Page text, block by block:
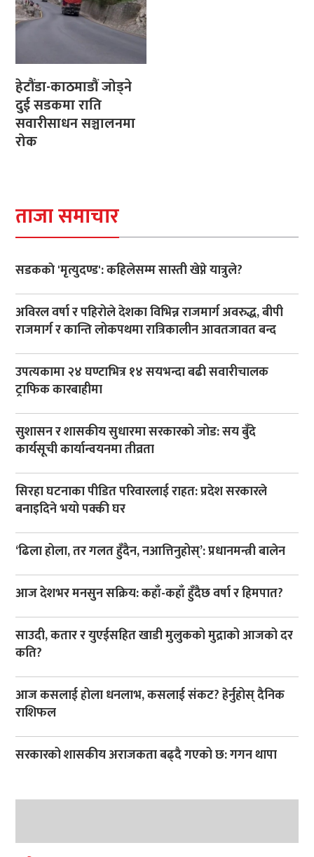
हेटौंडा-काठमाडौं जोड्ने
दुई सडकमा राति
सवारीसाधन सञ्चालनमा
रोक
ताजा समाचार
सडककाे 'मृत्युदण्ड': कहिलेसम्म सास्ती खेप्ने यात्रुले?
अविरल वर्षा र पहिरोले देशका विभिन्न राजमार्ग अवरुद्ध, बीपी
राजमार्ग र कान्ति लोकपथमा रात्रिकालीन आवतजावत बन्द
उपत्यकामा २४ घण्टाभित्र १४ सयभन्दा बढी सवारीचालक
ट्राफिक कारबाहीमा
सुशासन र शासकीय सुधारमा सरकारको जोड: सय बुँदे
कार्यसूची कार्यान्वयनमा तीव्रता
सिरहा घटनाका पीडित परिवारलाई राहत: प्रदेश सरकारले
बनाइदिने भयो पक्की घर
‘ढिला होला, तर गलत हुँदैन, नआत्तिनुहोस्’: प्रधानमन्त्री बालेन
आज देशभर मनसुन सक्रिय: कहाँ-कहाँ हुँदैछ वर्षा र हिमपात?
साउदी, कतार र युएईसहित खाडी मुलुकको मुद्राको आजको दर
कति?
आज कसलाई होला धनलाभ, कसलाई संकट? हेर्नुहोस् दैनिक
राशिफल
सरकारको शासकीय अराजकता बढ्दै गएको छ: गगन थापा